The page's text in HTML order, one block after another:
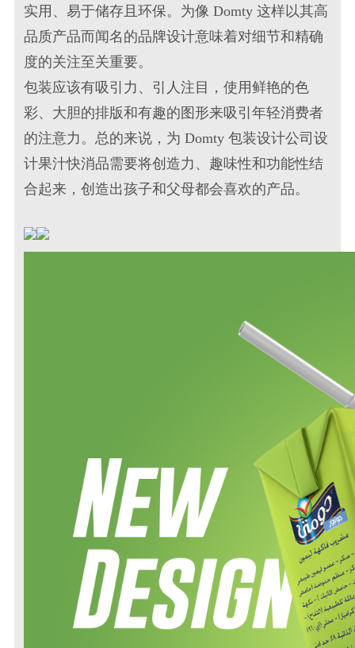
实用、易于储存且环保。为像 Domty 这样以其高
品质产品而闻名的品牌设计意味着对细节和精确
度的关注至关重要。
包装应该有吸引力、引人注目，使用鲜艳的色
彩、大胆的排版和有趣的图形来吸引年轻消费者
的注意力。总的来说，为 Domty包装设计公司设
计果汁快消品需要将创造力、趣味性和功能性结
合起来，创造出孩子和父母都会喜欢的产品。